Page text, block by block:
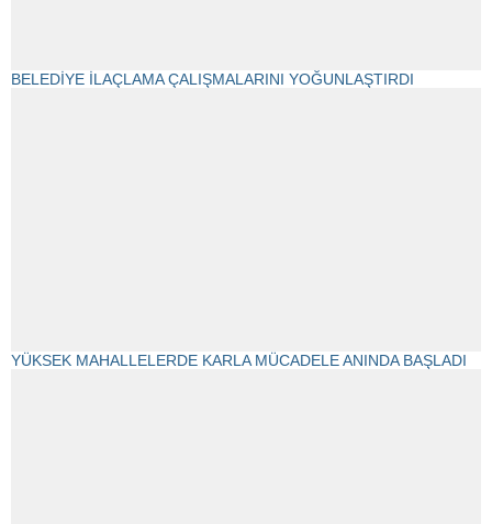
BELEDİYE İLAÇLAMA ÇALIŞMALARINI YOĞUNLAŞTIRDI
YÜKSEK MAHALLELERDE KARLA MÜCADELE ANINDA BAŞLADI